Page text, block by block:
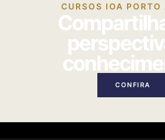
CURSOS IOA PORTO
CONFIRA